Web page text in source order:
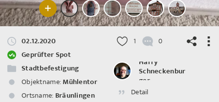
02.12.2020
Geprüfter Spot
Stadtbefestigung
Objektname: Mühlentor
Ortsname: Bräunlingen
1 0
Harry
Schneckenbur
ger
Detail